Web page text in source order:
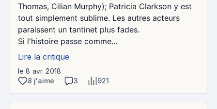
Thomas, Cilian Murphy); Patricia Clarkson y est
tout simplement sublime. Les autres acteurs
paraissent un tantinet plus fades.
Si l'histoire passe comme...
Lire la critique
le 8 avr. 2018
8 j'aime
3 921